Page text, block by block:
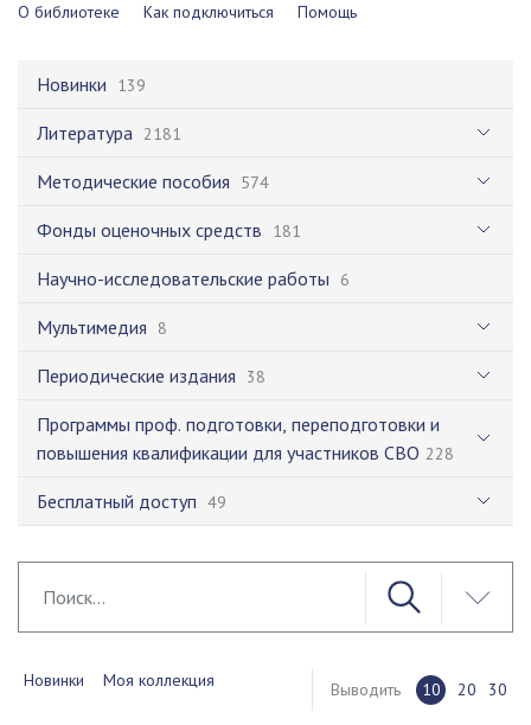
О библиотеке Как подключиться Помощь
Новинки 139
Литература 2181
Методические пособия 574
Фонды оценочных средств 181
Научно-исследовательские работы 6
Мультимедия 8
Периодические издания 38
Программы проф. подготовки, переподготовки и
повышения квалификации для участников СВО 228
Бесплатный доступ 49
Новинки Моя коллекция Выводить 10 20 30